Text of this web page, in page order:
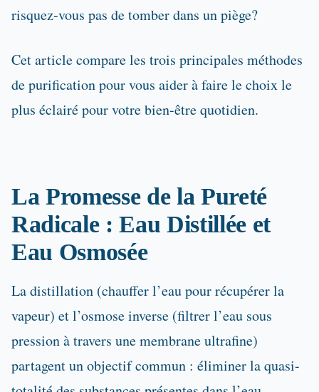
risquez-vous pas de tomber dans un piège?
Cet article compare les trois principales méthodes
de purification pour vous aider à faire le choix le
plus éclairé pour votre bien-être quotidien.
La Promesse de la Pureté
Radicale : Eau Distillée et
Eau Osmosée
La distillation (chauffer l’eau pour récupérer la
vapeur) et l’osmose inverse (filtrer l’eau sous
pression à travers une membrane ultrafine)
partagent un objectif commun : éliminer la quasi-